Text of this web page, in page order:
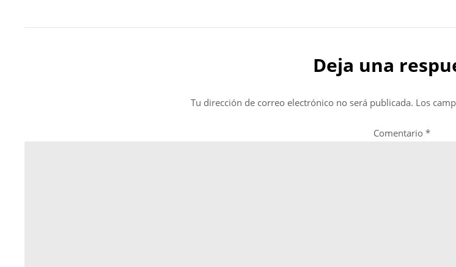
Deja una
Tu dirección de correo electrónico no será publicada. Los
Comentario *